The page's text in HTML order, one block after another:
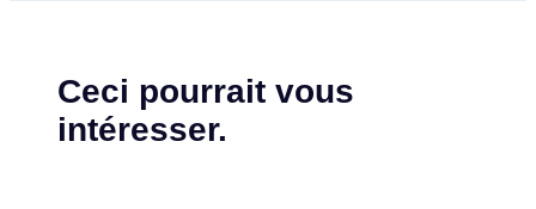
Ceci pourrait vous
intéresser.